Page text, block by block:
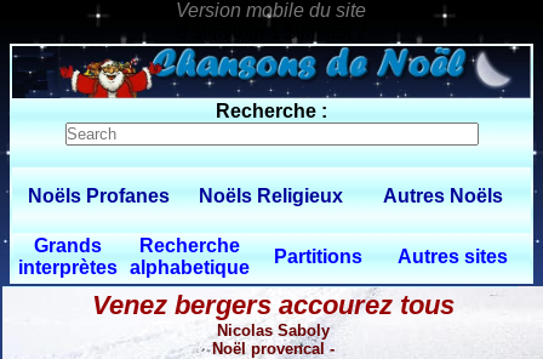
0 $limitbot 1 $limittot 2
Recherche :
Noëls Profanes Noëls Religieux Autres Noëls
Grands
interprètes
Recherche
alphabetique
Partitions Autres sites
Venez bergers accourez tous
Nicolas Saboly
Noël provencal -